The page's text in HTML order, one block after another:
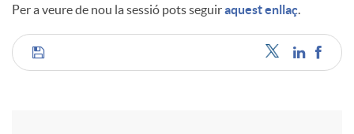
Per a veure de nou la sessió pots seguiraquest enllaç.
C